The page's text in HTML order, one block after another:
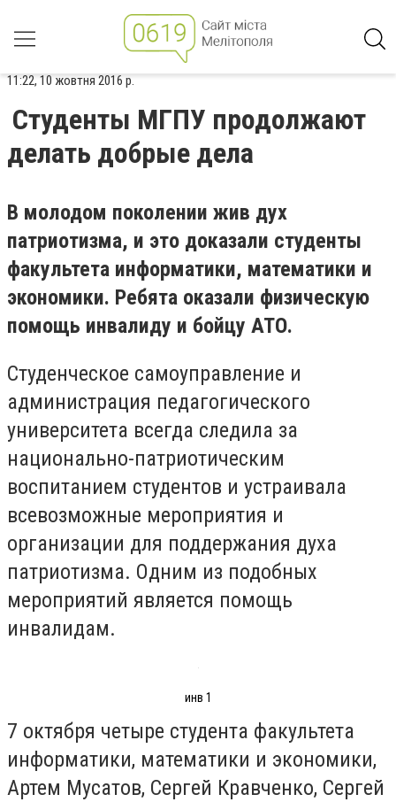
11:22, 10 жовтня 2016 р.
Студенты МГПУ продолжают
делать добрые дела
В молодом поколении жив дух
патриотизма, и это доказали студенты
факультета информатики, математики и
экономики. Ребята оказали физическую
помощь инвалиду и бойцу АТО.
Студенческое самоуправление и
администрация педагогического
университета всегда следила за
национально-патриотическим
воспитанием студентов и устраивала
всевозможные мероприятия и
организации для поддержания духа
патриотизма. Одним из подобных
мероприятий является помощь
инвалидам.
инв 1
7 октября четыре студента факультета
информатики, математики и экономики,
Артем Мусатов, Сергей Кравченко, Сергей